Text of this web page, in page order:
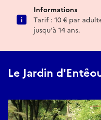
Informations
Tarif : 10 € par
jusqu'à 14 ans.
Le Jardin